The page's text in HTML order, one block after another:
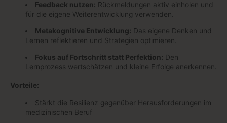
Feedback nutzen: Rückmeldungen aktiv einholen und
für die eigene Weiterentwicklung verwenden.
Metakognitive Entwicklung: Das eigene Denken und
Lernen reflektieren und Strategien optimieren.
Fokus auf Fortschritt statt Perfektion: Den
Lernprozess wertschätzen und kleine Erfolge anerkennen.
Vorteile:
Stärkt die Resilienz gegenüber Herausforderungen im
medizinischen Beruf